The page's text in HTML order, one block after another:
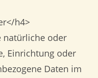
h4>
natürliche oder
Einrichtung oder
Daten im